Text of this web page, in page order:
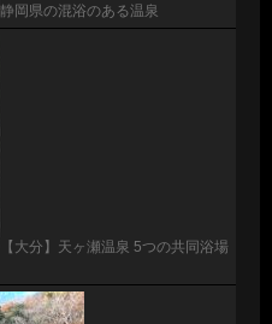
静岡県の混浴のある温泉
【大分】天ヶ瀬温泉 5つの共同浴場